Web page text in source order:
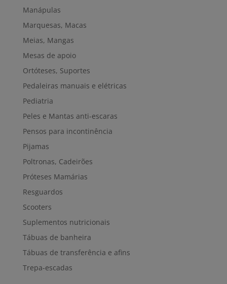
Manápulas
Marquesas, Macas
Meias, Mangas
Mesas de apoio
Ortóteses, Suportes
Pedaleiras manuais e elétricas
Pediatria
Peles e Mantas anti-escaras
Pensos para incontinência
Pijamas
Poltronas, Cadeirões
Próteses Mamárias
Resguardos
Scooters
Suplementos nutricionais
Tábuas de banheira
Tábuas de transferência e afins
Trepa-escadas